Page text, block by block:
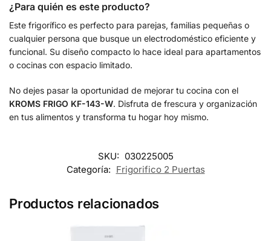
¿Para quién es este producto?
Este frigorífico es perfecto para parejas, familias pequeñas o
cualquier persona que busque un electrodoméstico eficiente y
funcional. Su diseño compacto lo hace ideal para apartamentos
o cocinas con espacio limitado.
No dejes pasar la oportunidad de mejorar tu cocina con el
KROMS FRIGO KF-143-W. Disfruta de frescura y organización
en tus alimentos y transforma tu hogar hoy mismo.
SKU: 030225005
Categoría: Frigorifico 2 Puertas
Productos relacionados